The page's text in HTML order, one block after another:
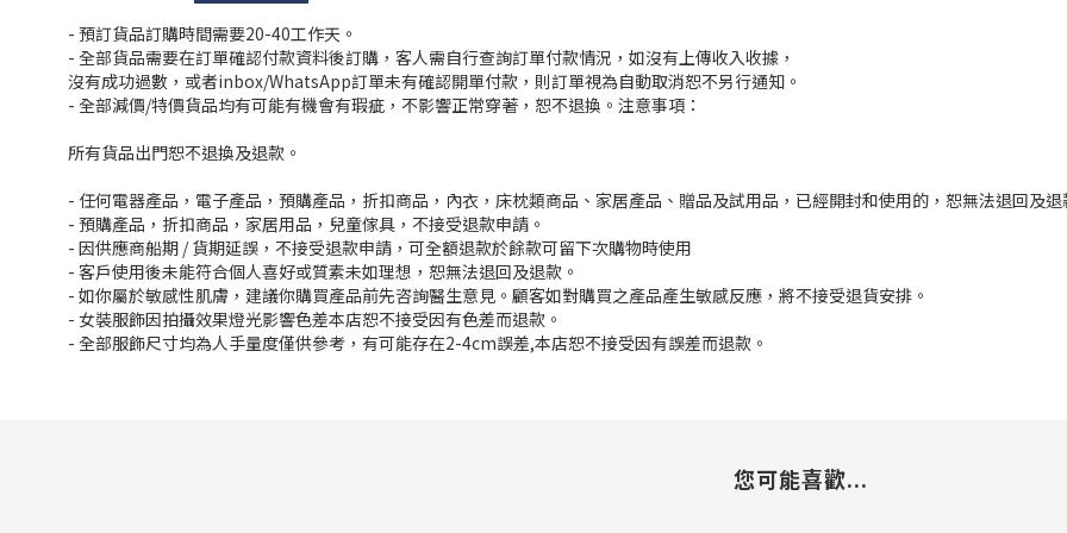
- 預訂貨品訂購時間需要20-40工作天。
- 全部貨品需要在訂單確認付款資料後訂購，客人需自行查詢訂單付款情況，如沒有上傳收入收據，
沒有成功過數，或者inbox/WhatsApp訂單未有確認開單付款，則訂單視為自動取消恕不另行通知。
- 全部減價/特價貨品均有可能有機會有瑕疵，不影響正常穿著，恕不退換。注意事項：
所有貨品出門恕不退換及退款。
- 任何電器產品，電子產品，預購產品，折扣商品，內衣，床枕類商品、家居產品、贈品及試用品，已經開封和使用的，恕無法退回及退
- 預購產品，折扣商品，家居用品，兒童傢具，不接受退款申請。
- 因供應商船期 / 貨期延誤，不接受退款申請，可全額退款於餘款可留下次購物時使用
- 客戶使用後未能符合個人喜好或質素未如理想，恕無法退回及退款。
- 如你屬於敏感性肌膚，建議你購買產品前先咨詢醫生意見。顧客如對購買之產品產生敏感反應，將不接受退貨安排。
- 女裝服飾因拍攝效果燈光影響色差本店恕不接受因有色差而退款。
- 全部服飾尺寸均為人手量度僅供參考，有可能存在2-4cm誤差,本店恕不接受因有誤差而退款。
您可能喜歡...